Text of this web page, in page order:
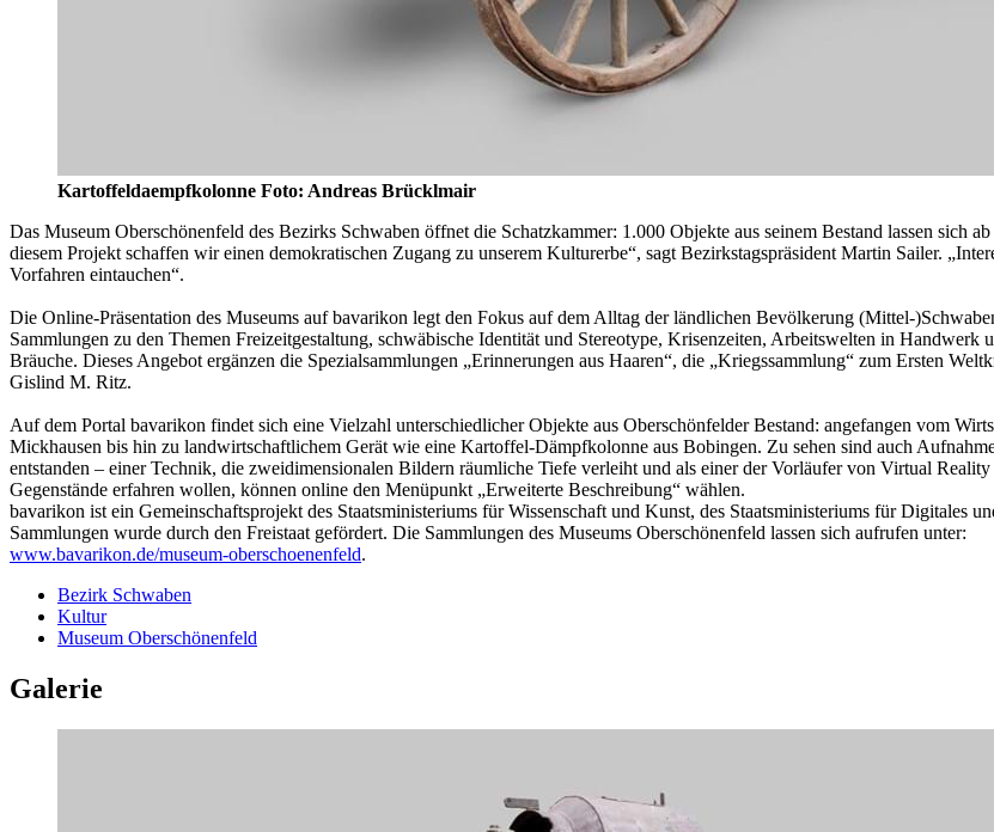
Kartoffeldaempfkolonne Foto: Andreas Brücklmair
Das Museum Oberschönenfeld des Bezirks Schwaben öffnet die Schatzkammer: 1.000 Objekte aus seinem Bestand lassen
diesem Projekt schaffen wir einen demokratischen Zugang zu unserem Kulturerbe“, sagt Bezirkstagspräsident Martin Sailer.
Vorfahren eintauchen“.
Die Online-Präsentation des Museums auf bavarikon legt den Fokus auf dem Alltag der ländlichen Bevölkerung (Mittel-
Sammlungen zu den Themen Freizeitgestaltung, schwäbische Identität und Stereotype, Krisenzeiten, Arbeitswelten in
Bräuche. Dieses Angebot ergänzen die Spezialsammlungen „Erinnerungen aus Haaren“, die „Kriegssammlung“ zum Ersten
Gislind M. Ritz.
Auf dem Portal bavarikon findet sich eine Vielzahl unterschiedlicher Objekte aus Oberschönfelder Bestand: angefangen vom
Mickhausen bis hin zu landwirtschaftlichem Gerät wie eine Kartoffel-Dämpfkolonne aus Bobingen. Zu sehen sind auch
entstanden – einer Technik, die zweidimensionalen Bildern räumliche Tiefe verleiht und als einer der Vorläufer von Virtual
Gegenstände erfahren wollen, können online den Menüpunkt „Erweiterte Beschreibung“ wählen.
bavarikon ist ein Gemeinschaftsprojekt des Staatsministeriums für Wissenschaft und Kunst, des Staatsministeriums für Digitales
Sammlungen wurde durch den Freistaat gefördert. Die Sammlungen des Museums Oberschönenfeld lassen sich aufrufen unter:
www.bavarikon.de/museum-oberschoenenfeld.
Bezirk Schwaben
Kultur
Museum Oberschönenfeld
Galerie